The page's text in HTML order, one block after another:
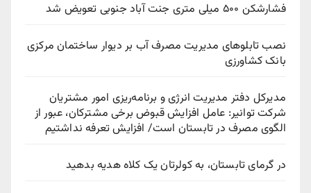
فشارشکن ۵۰۰ میلی متری جنت آباد جنوبی تعویض شد
نصب تابلوهای مدیریت مصرف آب بر دیوار ساختمان مرکزی
بانک کشاورزی
مدیرکل دفتر مدیریت انرژی و برنامه‌ریزی امور مشتریان
شرکت توانیر: عامل افزایش قبوض برخی مشترکان، عبور از
الگوی مصرف در تابستان است/ افزایش تعرفه نداشتیم
در گرمای تابستان، به کولرتان یک کلاه هدیه بدهید